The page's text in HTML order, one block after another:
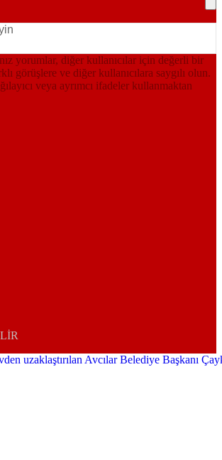
yorumlar, diğer kullanıcılar için değerli bir
görüşlere ve diğer kullanıcılara saygılı olun.
veya ayrımcı ifadeler kullanmaktan